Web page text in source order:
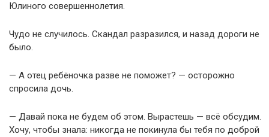
Юлиного совершеннолетия.
Чудо не случилось. Скандал разразился, и назад дороги не
было.
— А отец ребёночка разве не поможет? — осторожно
спросила дочь.
— Давай пока не будем об этом. Вырастешь — всё обсудим.
Хочу, чтобы знала: никогда не покинула бы тебя по доброй